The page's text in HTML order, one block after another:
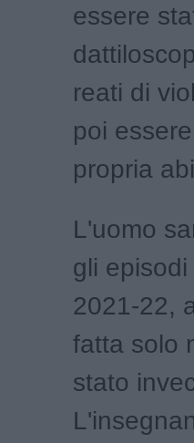
essere
reati di
poi
propria
L'uomo
gli
2021-22,
fatta solo
stato